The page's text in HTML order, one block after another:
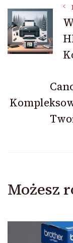
wpisu
Możesz